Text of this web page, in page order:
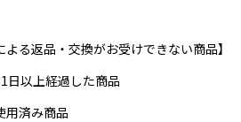
よる返品・交換がお受けできない商品】
日以上経過した商品
用済み商品